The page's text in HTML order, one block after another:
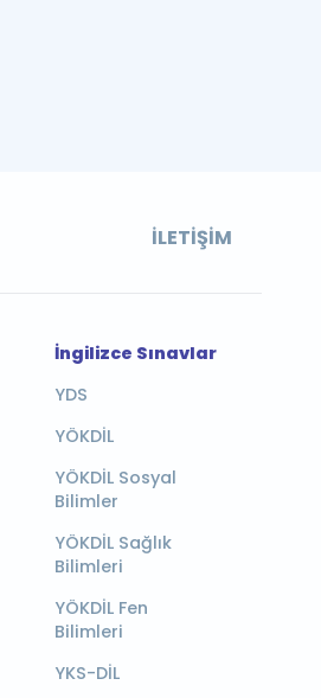
İLETIŞIM
İngilizce Sınavlar
YDS
YÖKDİL
YÖKDİL Sosyal
Bilimler
YÖKDİL Sağlık
Bilimleri
YÖKDİL Fen
Bilimleri
YKS-DİL